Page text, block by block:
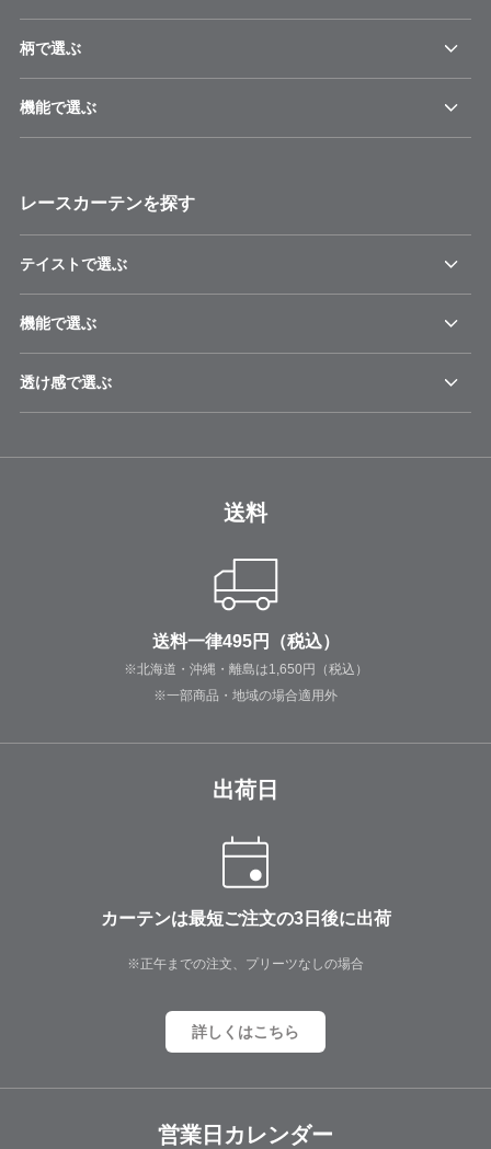
柄で選ぶ
機能で選ぶ
レースカーテンを探す
テイストで選ぶ
機能で選ぶ
透け感で選ぶ
送料
送料一律495円（税込）
※北海道・沖縄・離島は1,650円（税込）
※一部商品・地域の場合適用外
出荷日
カーテンは最短ご注文の3日後に出荷
※正午までの注文、プリーツなしの場合
詳しくはこちら
営業日カレンダー